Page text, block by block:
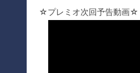
☆プレミオ次回予告動画☆